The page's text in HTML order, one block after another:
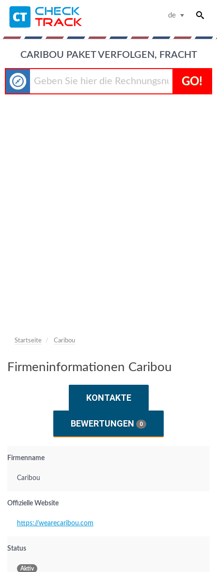
de
CARIBOU PAKET VERFOLGEN, FRACHT
GO!
Startseite Caribou
Firmeninformationen Caribou
KONTAKTE
BEWERTUNGEN 0
Firmenname
Caribou
Offizielle Website
https://wearecaribou.com
Status
Aktiv